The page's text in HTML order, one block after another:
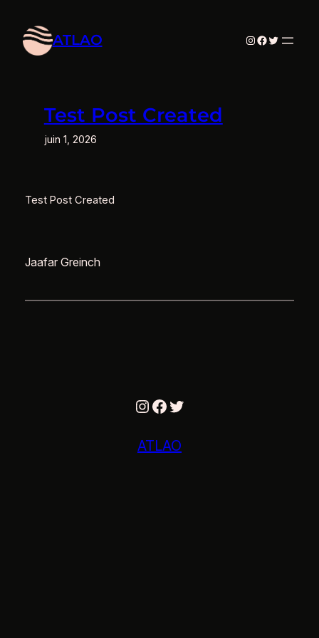
contenu
ATLAO Instagram
Facebook
Twitter
Test Post Created
juin 1, 2026
Test Post Created
Jaafar Greinch
Instagram
Facebook
Twitter
ATLAO